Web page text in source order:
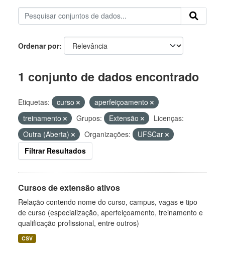
Ordenar por
1 conjunto de dados encontrado
Etiquetas: curso
aperfeiçoamento
treinamento
Grupos: Extensão
Licenças:
Outra (Aberta)
Organizações:
UFSCar
Filtrar Resultados
Cursos de extensão ativos
Relação contendo nome do curso, campus, vagas e tipo
de curso (especialização, aperfeiçoamento, treinamento e
qualificação profissional, entre outros)
CSV